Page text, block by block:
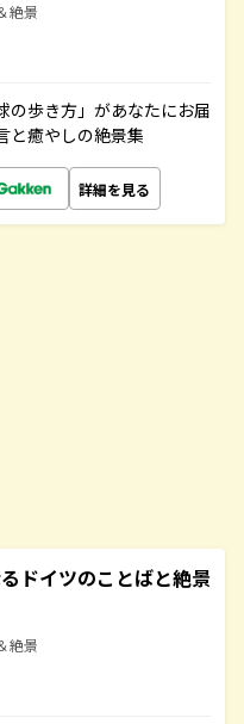
絶景
の歩き方」があなたにお届
と癒やしの絶景集
詳細を見る
ドイツのことばと絶景
絶景